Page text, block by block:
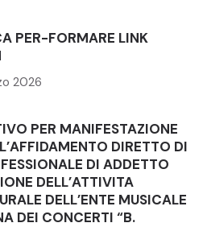
PER-FORMARE LINK
2026
PER MANIFESTAZIONE
DIRETTO DI
DI ADDETTO
DELL’ATTIVITA
DELL’ENTE MUSICALE
DEI CONCERTI “B.